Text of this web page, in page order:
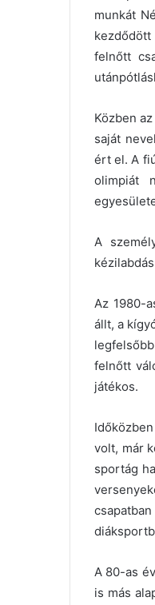
munkát
felnőtt
Közben
saját
ért el. A
olimpiát
A
Az 1980-
állt, a
felnőtt
játékos.
volt, már
sportág
A 80-as
is más